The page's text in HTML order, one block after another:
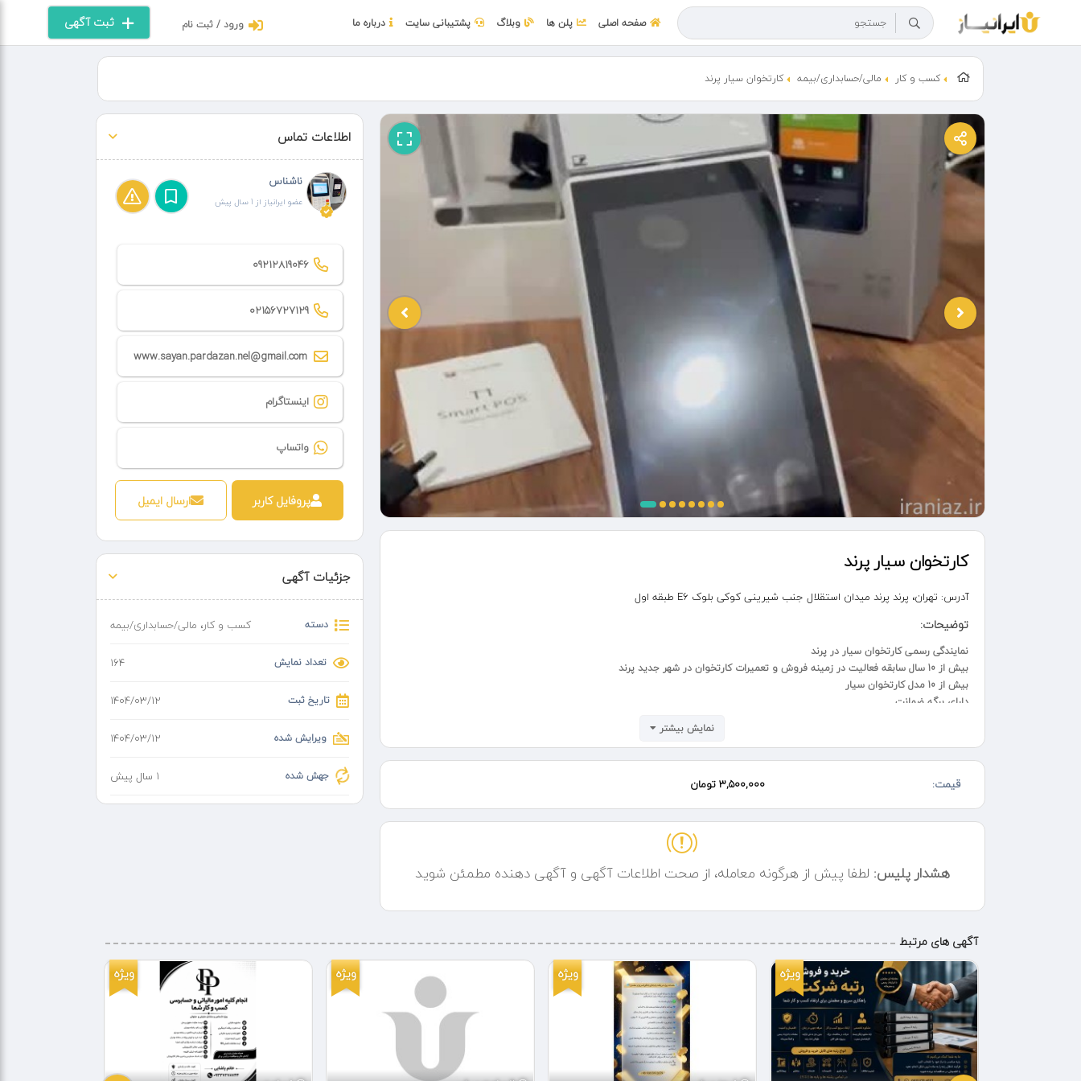
ثبت آگهی ورود / ثبت نام صفحه اصلی پلن ها وبلاگ پشتیبانی سایت درباره ما
کسب و کار مالی/حسابداری/بیمه کارتخوان سیار پرند
کارتخوان سیار پرند
آدرس: تهران، پرند پرند میدان استقلال جنب شیرینی کوکی بلوک E6 طبقه اول
توضیحات:
نمایندگی رسمی کارتخوان سیار در پرند
بیش از 10 سال سابقه فعالیت در زمینه فروش و تعمیرات کارتخوان در شهر جدید پرند
بیش از 10 مدل کارتخوان سیار
دارای برگه ضمانت
ثبت و مشاوره در زمینه مالیات
کلیه اقلام و رول و لوازم جانبی کارتخوان
نشونه ها رو دنبال کن
نمایش بیشتر
قیمت: 3,500,000 تومان
هشدار پلیس: لطفا پیش از هرگونه معامله، از صحت اطلاعات آگهی و آگهی دهنده مطمئن شوید
اطلاعات تماس
ناشناس
عضو ایرانیاز از 1 سال پیش
09212819046
02156727129
www.sayan.pardazan.nel@gmail.com
اینستاگرام
واتساپ
پروفایل کاربر ارسال ایمیل
جزئیات آگهی
دسته کسب و کار، مالی/حسابداری/بیمه
تعداد نمایش 164
تاریخ ثبت ۱۴۰۴/۰۳/۱۲
ویرایش شده ۱۴۰۴/۰۳/۱۲
جهش شده 1 سال پیش
آگهی های مرتبط
ویژه ویژه ویژه ویژه